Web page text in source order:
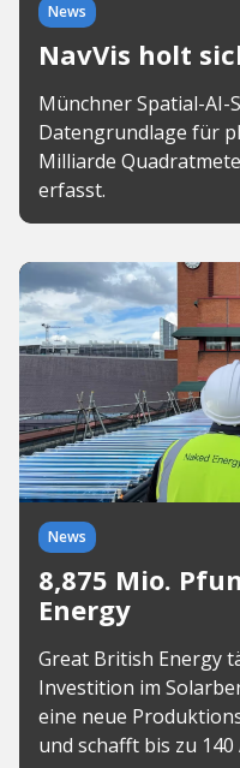
News
NavVis holt
Münchner Spatial-AI-
Datengrundlage für
Milliarde
erfasst.
News
8,875 Mio.
Energy
Great British Energy
Investition im
eine neue
und schafft bis zu